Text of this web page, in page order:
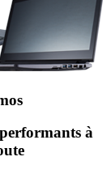
à